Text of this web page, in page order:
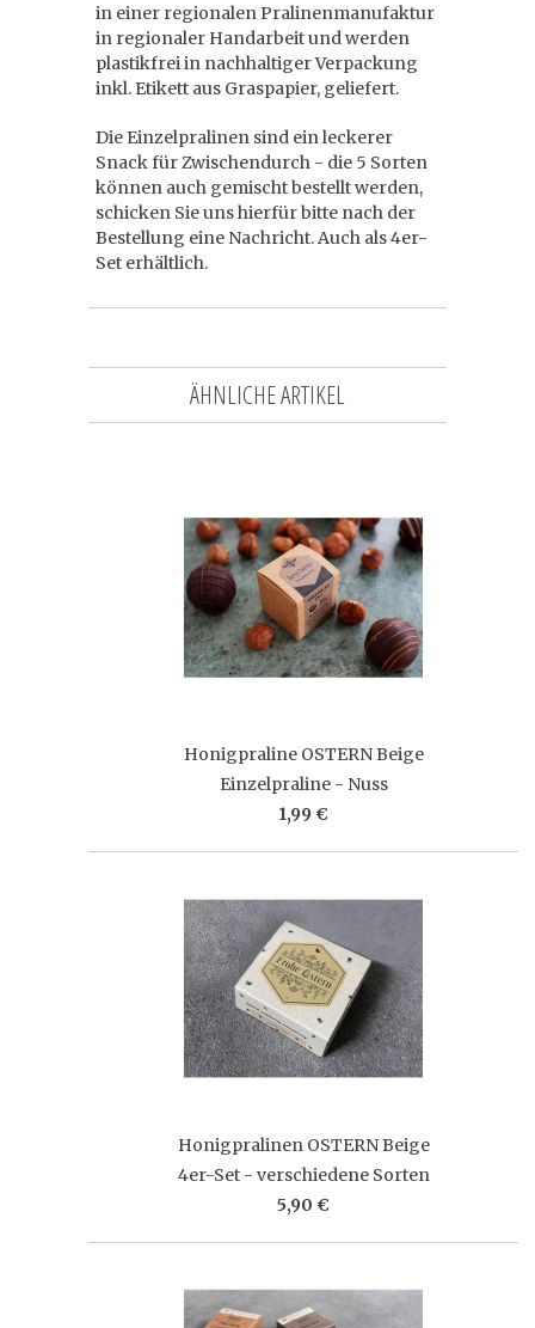
in einer regionalen Pralinenmanufaktur
in regionaler Handarbeit und werden
plastikfrei in nachhaltiger Verpackung
inkl. Etikett aus Graspapier, geliefert.
Die Einzelpralinen sind ein leckerer
Snack für Zwischendurch - die 5 Sorten
können auch gemischt bestellt werden,
schicken Sie uns hierfür bitte nach der
Bestellung eine Nachricht. Auch als 4er-
Set erhältlich.
ÄHNLICHE ARTIKEL
Honigpraline OSTERN Beige
Einzelpraline - Nuss
1,99 €
Honigpralinen OSTERN Beige
4er-Set - verschiedene Sorten
5,90 €